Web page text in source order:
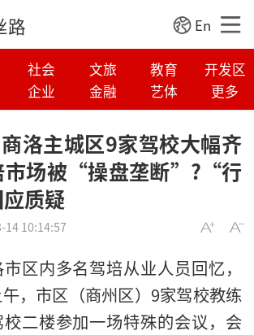
路 En
社会 文旅 教育
开发区
企业 金融 艺体 更多
洛主城区9家驾校大幅齐
市场被“操盘垄断”?“行
质疑
14 10:14:57
区内多名驾培从业人员回忆，
，市区（商州区）9家驾校教练
二楼参加一场特殊的会议，会